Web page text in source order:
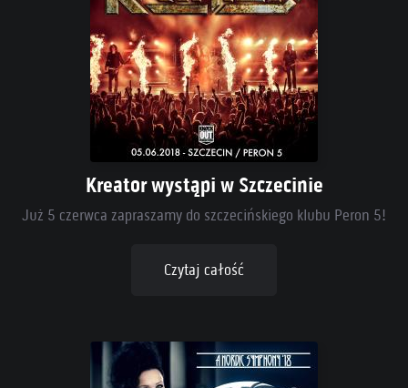
Kreator wystąpi w Szczecinie
Już 5 czerwca zapraszamy do szczecińskiego klubu Peron 5!
Czytaj całość